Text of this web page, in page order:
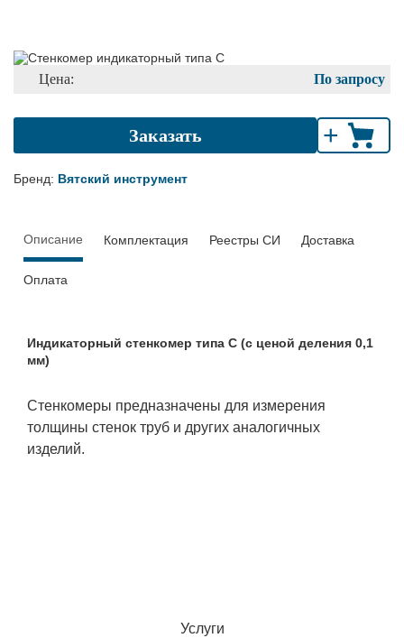
По запросу
Цена:
Заказать +
Бренд: Вятский инструмент
Описание Комплектация Реестры СИ Доставка
Оплата
Индикаторный стенкомер типа С (с ценой деления 0,1
мм)
Стенкомеры предназначены для измерения
толщины стенок труб и других аналогичных
изделий.
Услуги